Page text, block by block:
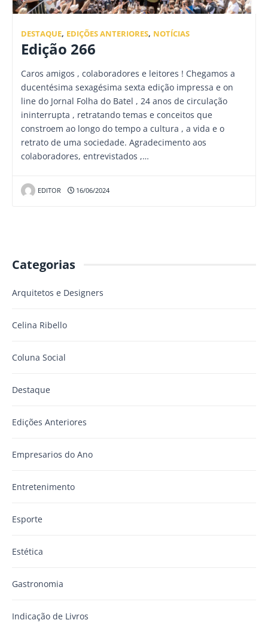
DESTAQUE, EDIÇÕES ANTERIORES, NOTÍCIAS
Edição 266
Caros amigos , colaboradores e leitores ! Chegamos a
ducentésima sexagésima sexta edição impressa e on
line do Jornal Folha do Batel , 24 anos de circulação
ininterrupta , retratando temas e conceitos que
constroem ao longo do tempo a cultura , a vida e o
retrato de uma sociedade. Agradecimento aos
colaboradores, entrevistados ,…
EDITOR 16/06/2024
Categorias
Arquitetos e Designers
Celina Ribello
Coluna Social
Destaque
Edições Anteriores
Empresarios do Ano
Entretenimento
Esporte
Estética
Gastronomia
Indicação de Livros